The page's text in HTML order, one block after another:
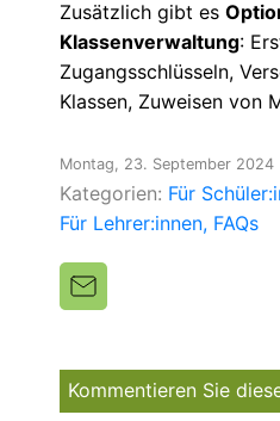
Zusätzlich gibt es
Klassenverwaltung:
Zugangsschlüsseln,
Klassen, Zuweisen von
Montag, 23. September 2024
Kategorien: Für
Für Lehrer:innen FAQs
Kommentieren Sie